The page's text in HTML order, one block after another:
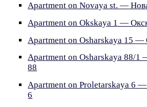
Apartment on Novaya st. —
Apartment on Okskaya 1 —
Apartment on Osharskaya 15 —
Apartment on Osharskaya 88/1
88
Apartment on Proletarskaya 6 —
6